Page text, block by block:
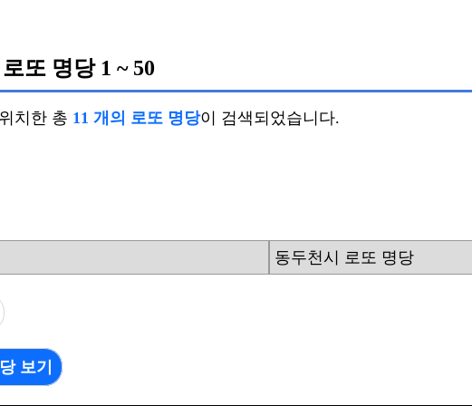
또 명당1 ~ 50
치한 총 11 개의 로또 명당이 검색되었습니다.
동두천시 로또 명당
보기